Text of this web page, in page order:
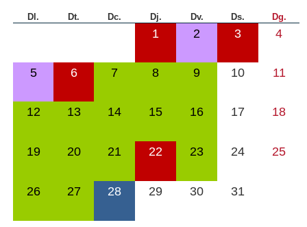
Dl. Dt. Dc. Dj. Dv. Ds. Dg.
1 2 3 4
5 6 7 8 9 10 11
12 13 14 15 16 17 18
19 20 21 22 23 24 25
26 27 28 29 30 31